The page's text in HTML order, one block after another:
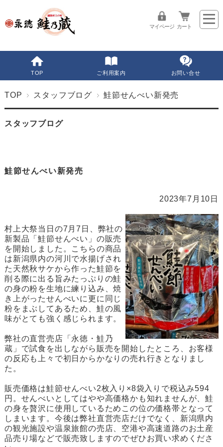
マイページ カート
TOP ご利用案内 お問い合せ
TOP スタッフブログ 鮭節せんべい新発売
スタッフブログ
鮭節せんべい新発売
2023年7月10日
村上大祭当日の7月7日、弊社の
新製品「鮭節せんべい」の販売
を開始しました。こちらの商品
は新潟県内の河川で水揚げされ
た天然秋サケから作った鮭節を
削る際に出る旨みたっぷりの鮭
の身の粉を生地に練り込み、焼
き上がったせんべいに更に同じ
粉をまぶしてあるため、鮭の風
味がとても強く感じられます。
弊社の直営売店「永徳・鮭乃
蔵」で試食を出しながら販売を開始したところ、お客様
の反応も上々で初日からかなりの売れ行きとなりまし
た。
販売価格は鮭節せんべい2枚入り×8袋入りで税込み594
円。せんべいとしてはやや高価格かも知れませんが、鮭
の身を贅沢に使用しているためこの位の価格帯となって
しまいます。今後は弊社直営売店だけでなく、新潟県内
の観光施設や温泉旅館の売店、空港や高速道路のお土産
品売り場などで販売致しますのでぜひお買い求めくださ